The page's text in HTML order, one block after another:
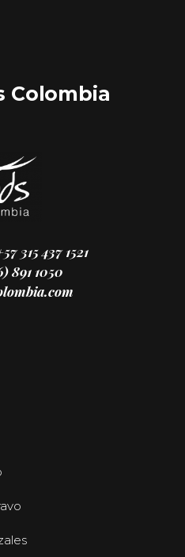
Colombia
315 437 1521
891 1050